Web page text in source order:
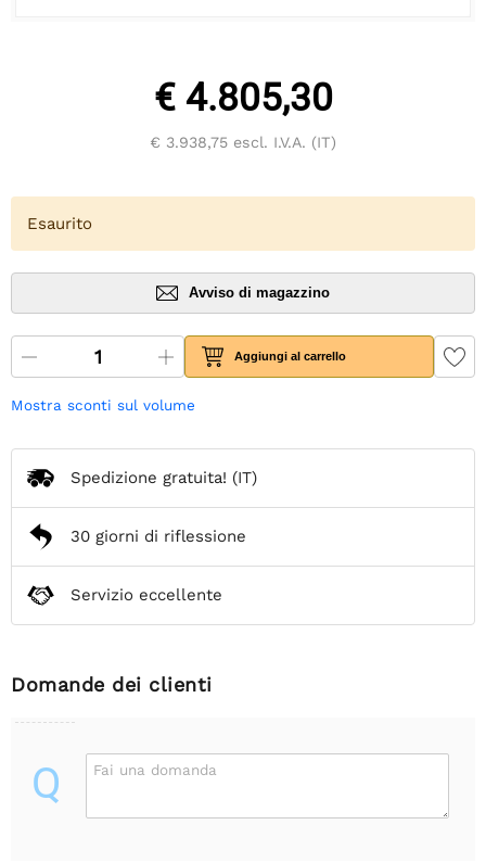
€ 4.805,30
€ 3.938,75 escl. I.V.A. (IT)
Esaurito
Avviso di magazzino
Aggiungi al carrello
Mostra sconti sul volume
Spedizione gratuita! (IT)
30 giorni di riflessione
Servizio eccellente
Domande dei clienti
Q Fai una domanda